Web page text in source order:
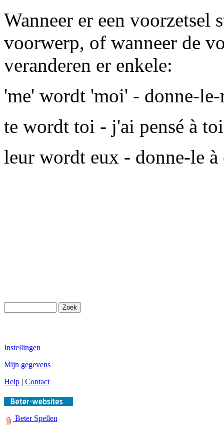
Wanneer er een voorzetsel
voorwerp, of wanneer de
veranderen er enkele:
'me' wordt 'moi' - donne-
te wordt toi - j'ai pensé à toi
leur wordt eux - donne-le à
Instellingen
Mijn gegevens
Help | Contact
Beter Spellen